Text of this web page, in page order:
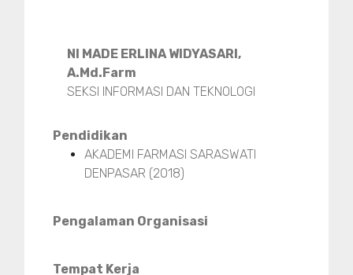
NI MADE ERLINA WIDYASARI,
A.Md.Farm
SEKSI INFORMASI DAN TEKNOLOGI
Pendidikan
AKADEMI FARMASI SARASWATI
DENPASAR (2018)
Pengalaman Organisasi
Tempat Kerja